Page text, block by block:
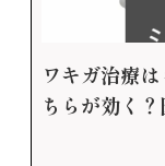
ワキガ治療
ちらが効く